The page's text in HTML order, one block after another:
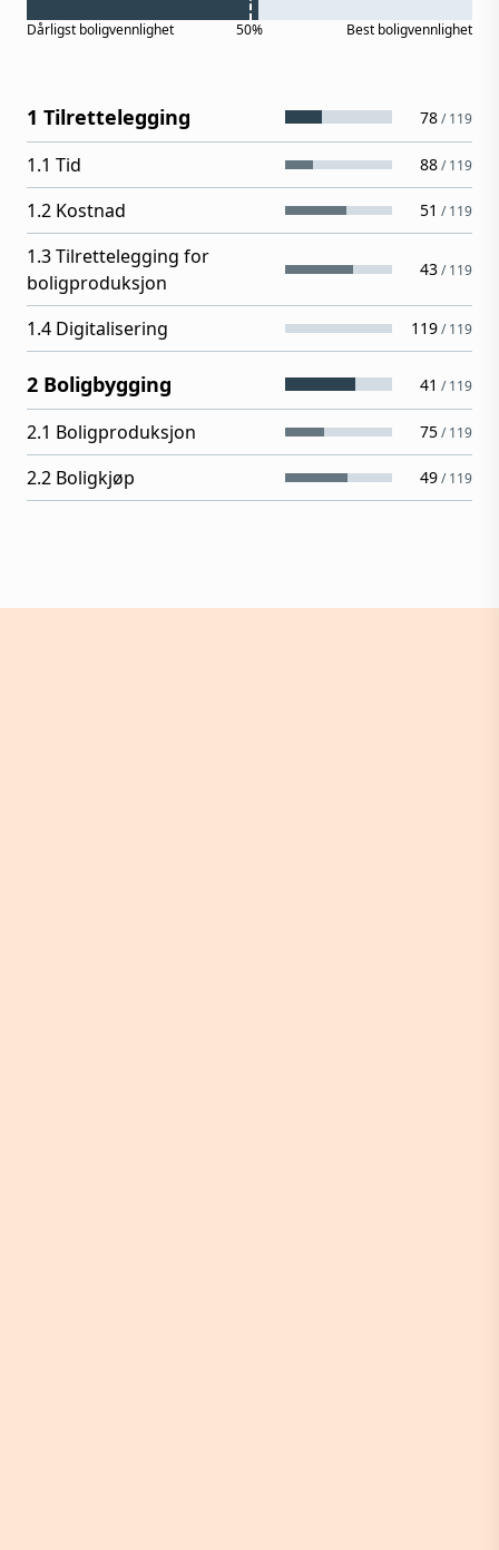
Dårligst boligvennlighet 50% Best boligvennlighet
1 Tilrettelegging 78/119
1.1 Tid 88/119
1.2 Kostnad 51 /119
1.3 Tilrettelegging for
boligproduksjon
43/119
1.4 Digitalisering 119/119
2 Boligbygging 41 /119
2.1 Boligproduksjon 75/119
2.2 Boligkjøp 49/119